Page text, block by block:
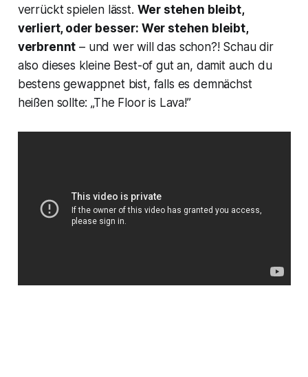
verrückt spielen lässt. Wer stehen bleibt,
verliert, oder besser: Wer stehen bleibt,
verbrennt – und wer will das schon?! Schau dir
also dieses kleine Best-of gut an, damit auch du
bestens gewappnet bist, falls es demnächst
heißen sollte: „The Floor is Lava!”